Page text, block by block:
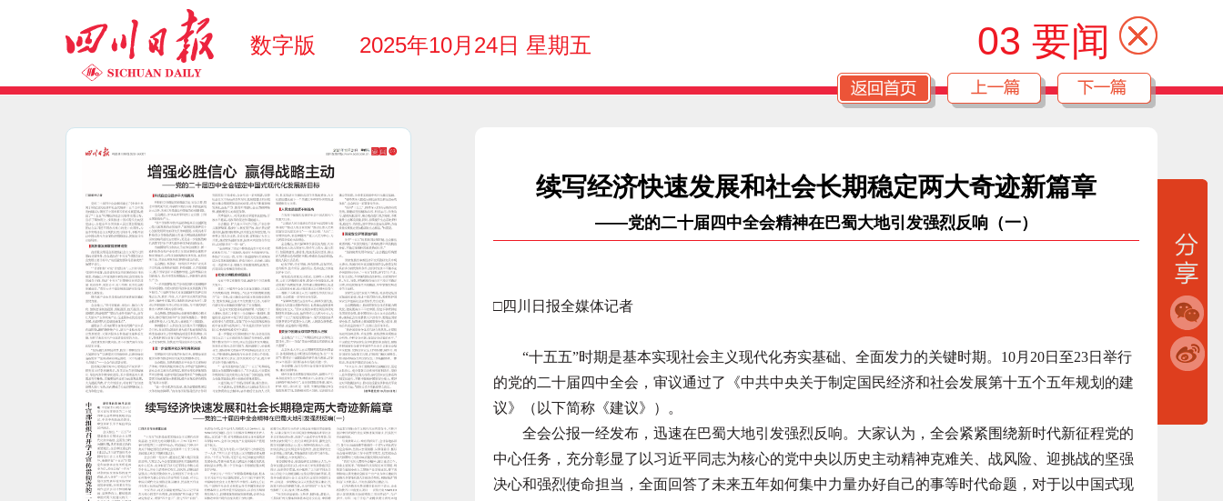
数字版 2025年10月24日 星期五 03 要闻
续写经济快速发展和社会长期稳定两大奇迹新篇章
——党的二十届四中全会精神在巴蜀大地引发强烈反响（一）
□四川日报全媒体记者
“十五五”时期是基本实现社会主义现代化夯实基础、全面发力的关键时期。10月20日至23日举行
的党的二十届四中全会，审议通过了《中共中央关于制定国民经济和社会发展第十五个五年规划的建
议》（以下简称《建议》）。
全会公报一经发布，迅速在巴蜀大地引发强烈反响。大家认为，全会紧紧围绕新时代新征程党的
中心任务，充分彰显了以习近平同志为核心的党中央以历史主动精神克难关、战风险、迎挑战的坚强
决心和强烈使命担当，全面回答了未来五年如何集中力量办好自己的事等时代命题，对于以中国式现